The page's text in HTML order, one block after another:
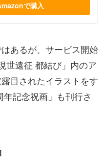
で購入
あるが、サービス開始
世遠征 都結び」内のア
目されたイラストをす
記念祝画」も刊行さ